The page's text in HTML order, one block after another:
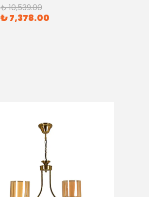
₺ 10,539.00
₺ 7,378.00